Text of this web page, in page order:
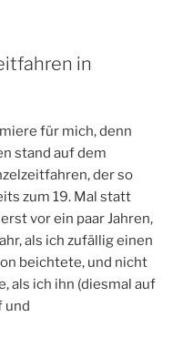
in
für mich, denn
stand auf dem
der so
zum 19. Mal statt
vor ein paar Jahren,
als ich zufällig einen
beichtete, und nicht
als ich ihn (diesmal auf
und